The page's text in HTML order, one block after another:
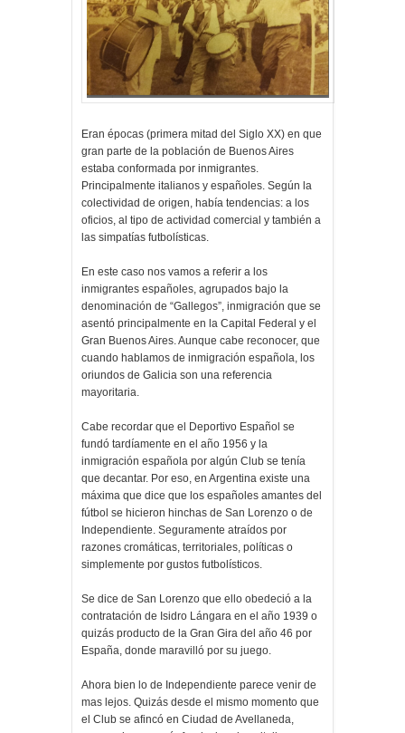
Eran épocas (primera mitad del Siglo XX) en que
gran parte de la población de Buenos Aires
estaba conformada por inmigrantes.
Principalmente italianos y españoles. Según la
colectividad de origen, había tendencias: a los
oficios, al tipo de actividad comercial y también a
las simpatías futbolísticas.
En este caso nos vamos a referir a los
inmigrantes españoles, agrupados bajo la
denominación de “Gallegos”, inmigración que se
asentó principalmente en la Capital Federal y el
Gran Buenos Aires. Aunque cabe reconocer, que
cuando hablamos de inmigración española, los
oriundos de Galicia son una referencia
mayoritaria.
Cabe recordar que el Deportivo Español se
fundó tardíamente en el año 1956 y la
inmigración española por algún Club se tenía
que decantar. Por eso, en Argentina existe una
máxima que dice que los españoles amantes del
fútbol se hicieron hinchas de San Lorenzo o de
Independiente. Seguramente atraídos por
razones cromáticas, territoriales, políticas o
simplemente por gustos futbolísticos.
Se dice de San Lorenzo que ello obedeció a la
contratación de Isidro Lángara en el año 1939 o
quizás producto de la Gran Gira del año 46 por
España, donde maravilló por su juego.
Ahora bien lo de Independiente parece venir de
mas lejos. Quizás desde el mismo momento que
el Club se afincó en Ciudad de Avellaneda,